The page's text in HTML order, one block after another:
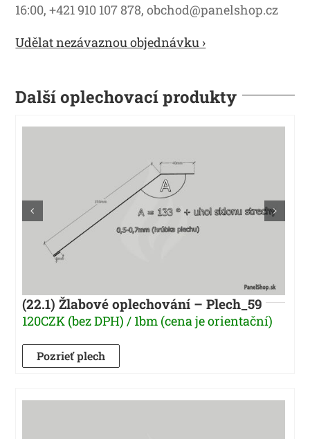
16:00, +421 910 107 878, obchod@panelshop.cz
Udělat nezávaznou objednávku ›
Další oplechovací produkty
(22.1) Žlabové oplechování – Plech_59
120CZK (bez DPH) / 1bm (cena je orientační)
Pozrieť plech